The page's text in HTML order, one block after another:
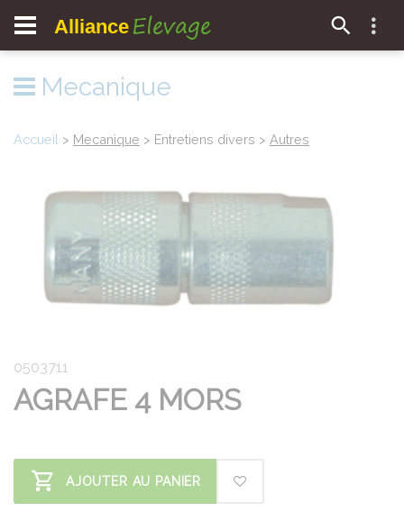
Alliance Elevage
Mecanique
Accueil > Mecanique > Entretiens divers > Autres
0503711
AGRAFE 4 MORS
AJOUTER AU PANIER